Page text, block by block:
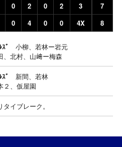
0 2 0 2 3
7
0 4 0 0 4X 8
ﾞ
小柳、若林ー岩元
、北村、山﨑ー梅森
ﾞ
新間、若林
２、仮屋園
イブレーク。